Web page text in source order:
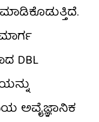
DBL
ಅವೈಜ್ಞಾನಿಕ